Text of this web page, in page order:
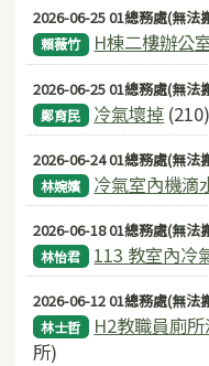
2026-06-25 01總務處(無法
賴薇竹 H棟二樓辦公
2026-06-25 01總務處(無法
鄭育民 冷氣壞掉 (210)
2026-06-24 01總務處(無法
林婉嬪 冷氣室內機滴
2026-06-18 01總務處(無法
林怡君 113 教室內冷
2026-06-12 01總務處(無法
林士哲 H2教職員廁
所)